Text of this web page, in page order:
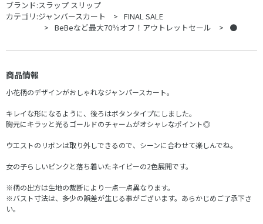
ブランド:スラップ スリップ
カテゴリ:ジャンバースカート
FINAL SALE
BeBeなど最大70％オフ！アウトレットセール
●
商品情報
小花柄のデザインがおしゃれなジャンパースカート。
キレイな形になるように、後ろはボタンタイプにしました。
胸元にキラッと光るゴールドのチャームがオシャレなポイント◎
ウエストのリボンは取り外しできるので、シーンに合わせて楽しんでね。
女の子らしいピンクと落ち着いたネイビーの2色展開です。
※柄の出方は生地の裁断により一点一点異なります。
※バスト寸法は、多少の誤差が生じる事がございます。あらかじめご了承下さ
い。